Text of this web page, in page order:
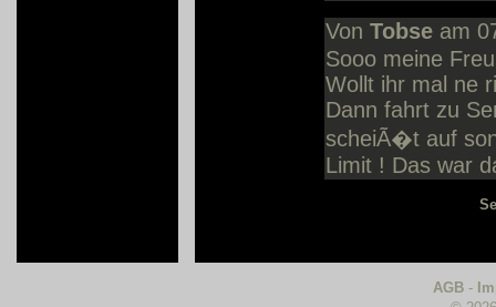
Von Tobseam
Sooo meine
Wollt ihr mal ne
Dann fahrt zu
scheiÃ�t auf
Limit ! Das war
AGB -